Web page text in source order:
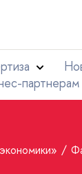
партнерам